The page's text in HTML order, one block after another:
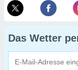
Das Wetter